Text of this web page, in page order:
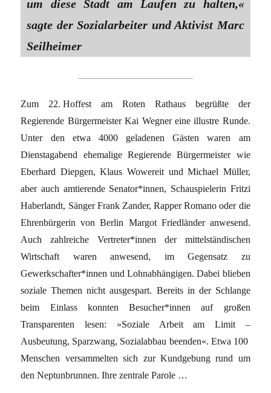
um diese Stadt am Laufen zu halten,«
sagte der Sozialarbeiter und Aktivist Marc
Seilheimer
Zum 22. Hoffest am Roten Rathaus begrüßte der
Regierende Bürgermeister Kai Wegner eine illustre Runde.
Unter den etwa 4000 geladenen Gästen waren am
Dienstagabend ehemalige Regierende Bürgermeister wie
Eberhard Diepgen, Klaus Wowereit und Michael Müller,
aber auch amtierende Senator*innen, Schauspielerin Fritzi
Haberlandt, Sänger Frank Zander, Rapper Romano oder die
Ehrenbürgerin von Berlin Margot Friedländer anwesend.
Auch zahlreiche Vertreter*innen der mittelständischen
Wirtschaft waren anwesend, im Gegensatz zu
Gewerkschafter*innen und Lohnabhängigen. Dabei blieben
soziale Themen nicht ausgespart. Bereits in der Schlange
beim Einlass konnten Besucher*innen auf großen
Transparenten lesen: »Soziale Arbeit am Limit –
Ausbeutung, Sparzwang, Sozialabbau beenden«. Etwa 100
Menschen versammelten sich zur Kundgebung rund um
den Neptunbrunnen. Ihre zentrale Parole …